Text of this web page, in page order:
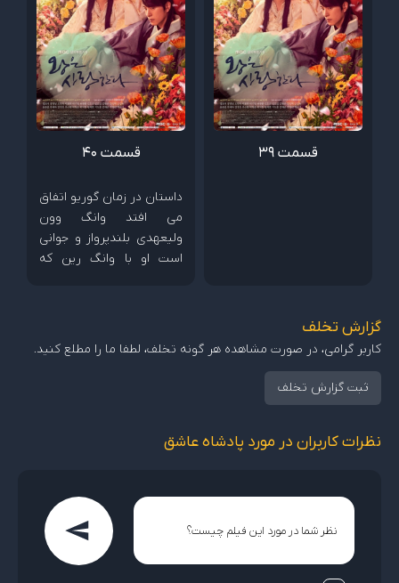
یکدیگر دوستان خوبی می
شوند اما همه چیز بعد اینکه
وانگ وون و وانگ رین
عاشق ایون سان میشوند
تغییر میکند و...
یکدیگر دوستان خوبی می
شوند اما همه چیز بعد اینکه
وانگ وون و وانگ رین
عاشق ایون سان میشوند
تغییر میکند و...
قسمت 39 قسمت 40
داستان در زمان گوریو اتفاق
می افتد وانگ وون
ولیعهدی بلندپرواز و جوانی
است او با وانگ رین که
آشنا میشوند که دختر مردی
ثروتمند است . ایون سان و
وانگ وون و وانگ رین
گزارش تخلف
کاربر گرامی، در صورت مشاهده هر گونه تخلف، لطفا ما را مطلع کنید.
ثبت گزارش تخلف
نظرات کاربران در مورد پادشاه عاشق